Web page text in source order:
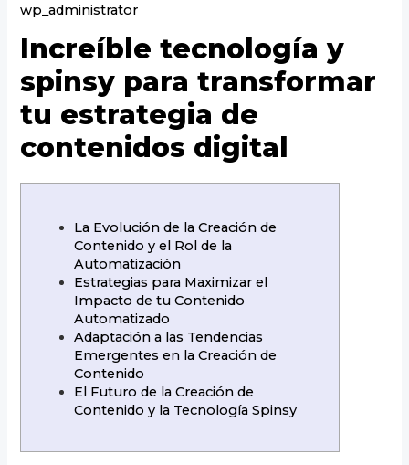
wp_administrator
Increíble tecnología y
spinsy para transformar
tu estrategia de
contenidos digital
La Evolución de la Creación de
Contenido y el Rol de la
Automatización
Estrategias para Maximizar el
Impacto de tu Contenido
Automatizado
Adaptación a las Tendencias
Emergentes en la Creación de
Contenido
El Futuro de la Creación de
Contenido y la Tecnología Spinsy